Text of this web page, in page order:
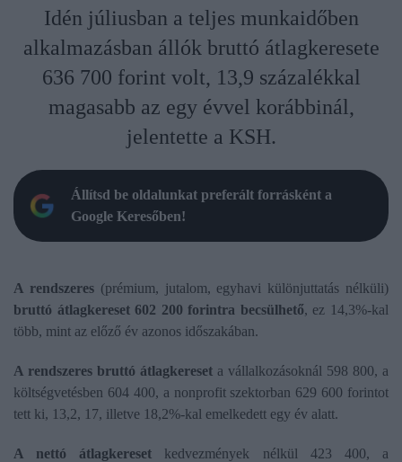
Idén júliusban a teljes munkaidőben
alkalmazásban állók bruttó átlagkeresete
636 700 forint volt, 13,9 százalékkal
magasabb az egy évvel korábbinál,
jelentette a KSH.
Állítsd be oldalunkat preferált forrásként a
Google Keresőben!
A rendszeres(prémium, jutalom, egyhavi különjuttatás nélküli)
bruttó átlagkereset 602 200 forintra becsülhető, ez 14,3%-kal
több, mint az előző év azonos időszakában.
A rendszeres bruttó átlagkereset a vállalkozásoknál 598 800, a
költségvetésben 604 400, a nonprofit szektorban 629 600 forintot
tett ki, 13,2, 17, illetve 18,2%-kal emelkedett egy év alatt.
A nettó átlagkereset kedvezmények nélkül 423 400, a